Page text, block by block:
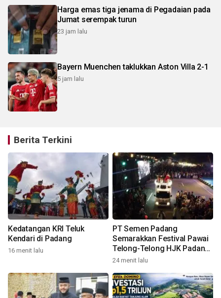
Harga emas tiga jenama di Pegadaian pada
Jumat serempak turun
23 jam lalu
Bayern Muenchen taklukkan Aston Villa 2-1
5 jam lalu
Berita Terkini
Kedatangan KRI Teluk
Kendari di Padang
16 menit lalu
PT Semen Padang
Semarakkan Festival Pawai
Telong-Telong HJK Padang
ke-357
24 menit lalu